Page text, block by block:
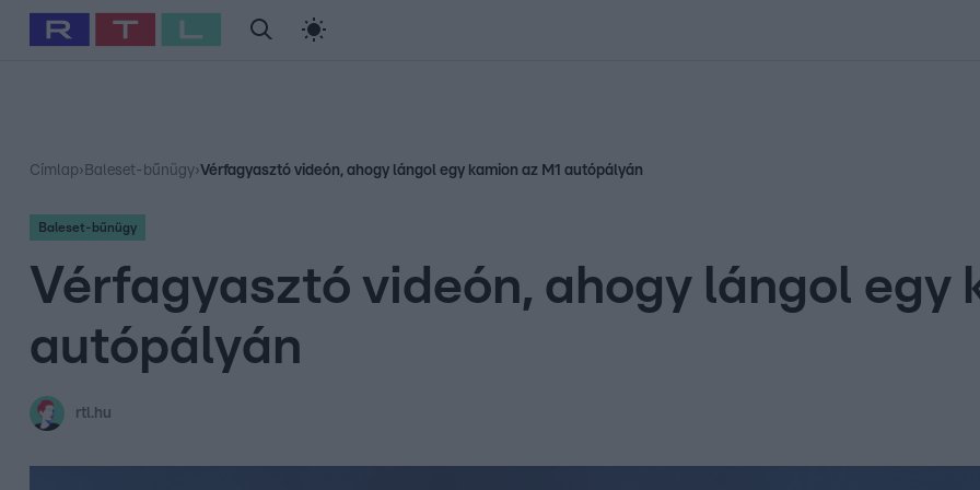
Babits Marcella Szellő István Most Wanted
Címlap› Baleset-bűnügy›Vérfagyasztó videón, ahogy lángol egy kamion az M1 autópályán
Baleset-bűnügy
Vérfagyasztó videón, ahogy lángol egy
autópályán
rtl.hu